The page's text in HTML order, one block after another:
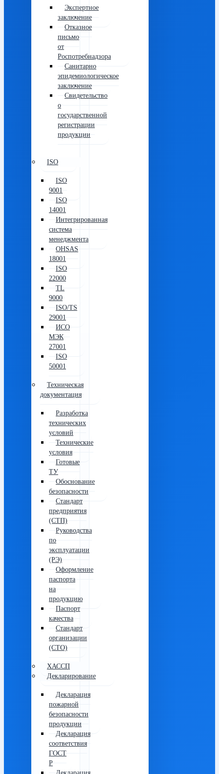
Экспертное
заключение
Отказное
письмо
от
Роспотребнадзора
Санитарно
эпидемиологическое
заключение
Свидетельство
о
государственной
регистрации
продукции
ISO
ISO
9001
ISO
14001
Интегрированная
система
менеджмента
OHSAS
18001
ISO
22000
TL
9000
ISO/TS
29001
ИСО
МЭК
27001
ISO
50001
Техническая
документация
Разработка
технических
условий
Технические
условия
Готовые
ТУ
Обоснование
безопасности
Стандарт
предприятия
(СТП)
Руководства
по
эксплуатации
(РЭ)
Оформление
паспорта
на
продукцию
Паспорт
качества
Стандарт
организации
(СТО)
ХАССП
Декларирование
Декларация
пожарной
безопасности
продукции
Декларация
соответствия
ГОСТ
Р